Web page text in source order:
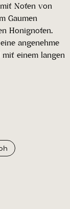
Noten von
Gaumen
Honignoten.
angenehme
einem langen